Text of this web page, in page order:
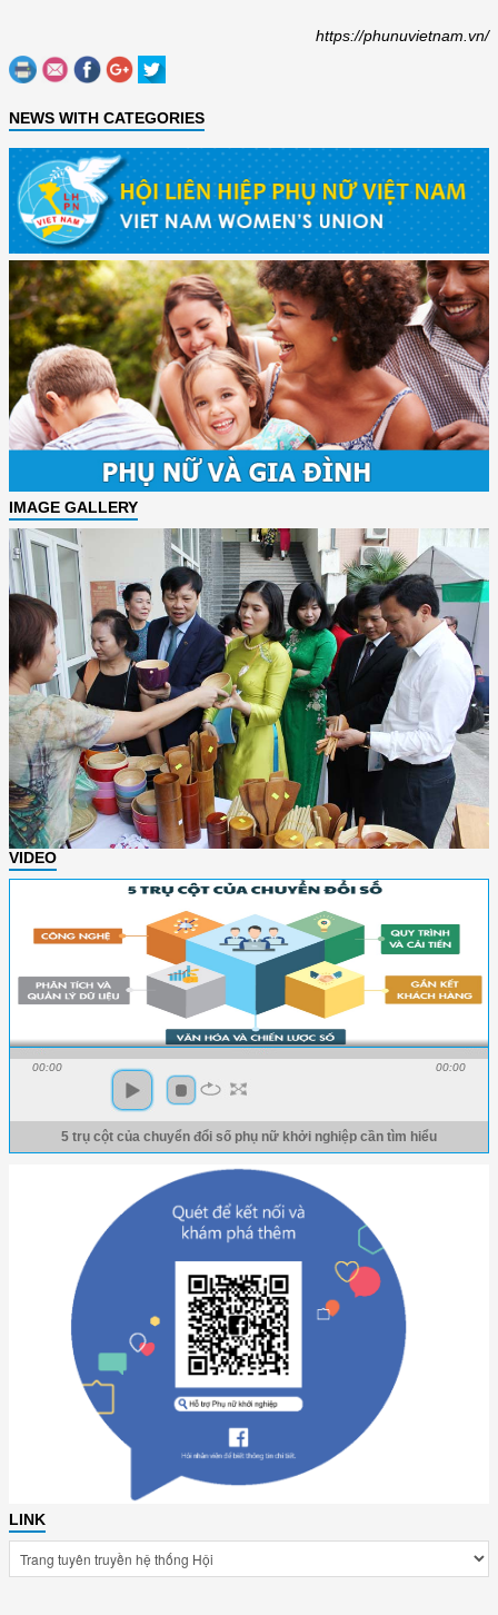
https://phunuvietnam.vn/
NEWS WITH CATEGORIES
IMAGE GALLERY
VIDEO
00:00 00:00
5 trụ cột của chuyển đổi số phụ nữ khởi nghiệp cần tìm hiểu
LINK